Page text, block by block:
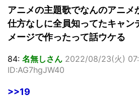
アニメの主題歌でなんのアニメ
仕方なしに全員知ってたキャン
メージで作ったって話ウケる
84: 名無しさん 2022/08/23(火)
ID:AG7hgJW40
>>19